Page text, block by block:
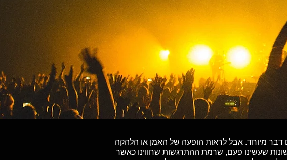
דבר מיוחד. אבל לראות הופעה של האמן או הלהקה
שעשינו פעם, שרמת ההתרגשות שחווינו כאשר